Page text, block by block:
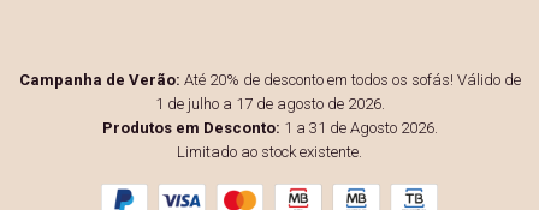
Campanha de Verão: Até 20% de desconto em todos os sofás! Válido de
1 de julho a 17 de agosto de 2026.
Produtos em Desconto: 1 a 31 de Agosto 2026.
Limitado ao stock existente.